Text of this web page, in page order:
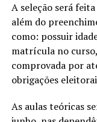
A seleção será
além do
como: possuir
matrícula no
comprovada por
obrigações
As aulas teóricas